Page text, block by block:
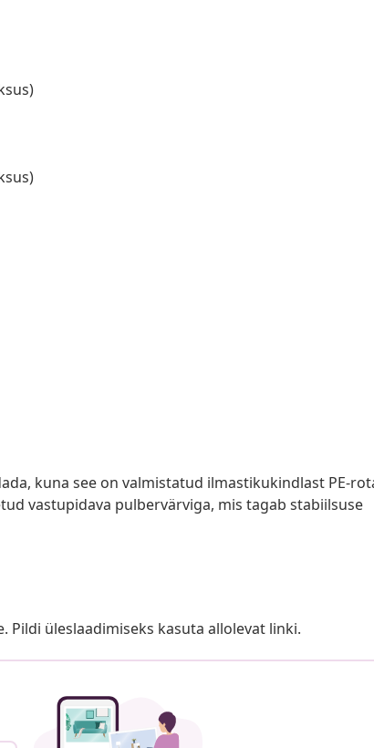
kuna see on valmistatud ilmastikukindlast PE-
vastupidava pulbervärviga, mis tagab stabiilsuse
üleslaadimiseks kasuta allolevat linki.